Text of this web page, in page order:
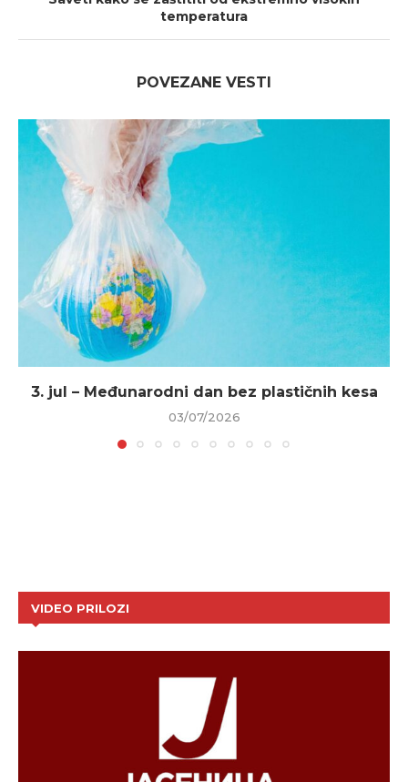
temperatura
POVEZANE VESTI
3. jul – Međunarodni dan bez plastičnih kesa
03/07/2026
VIDEO PRILOZI